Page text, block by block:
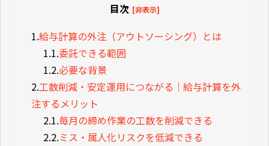
目次 [非表示]
1.給与計算の外注（アウトソーシング）とは
1.1.委託できる範囲
1.2.必要な背景
2.工数削減・安定運用につながる｜給与計算を外
注するメリット
2.1.毎月の締め作業の工数を削減できる
2.2.ミス・属人化リスクを低減できる